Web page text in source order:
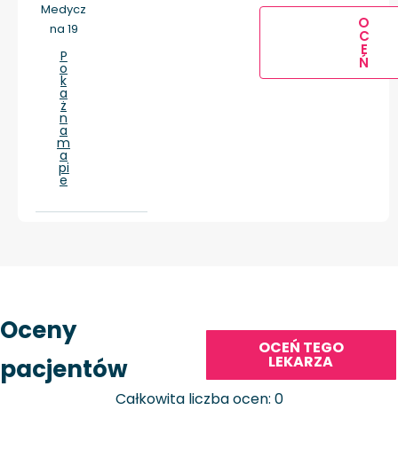
Medycz
na 19
P
o
k
a
ż
n
a
m
a
pi
e
O
C
E
Ń
Oceny
pacjentów
OCEŃ TEGO
LEKARZA
Całkowita liczba ocen: 0